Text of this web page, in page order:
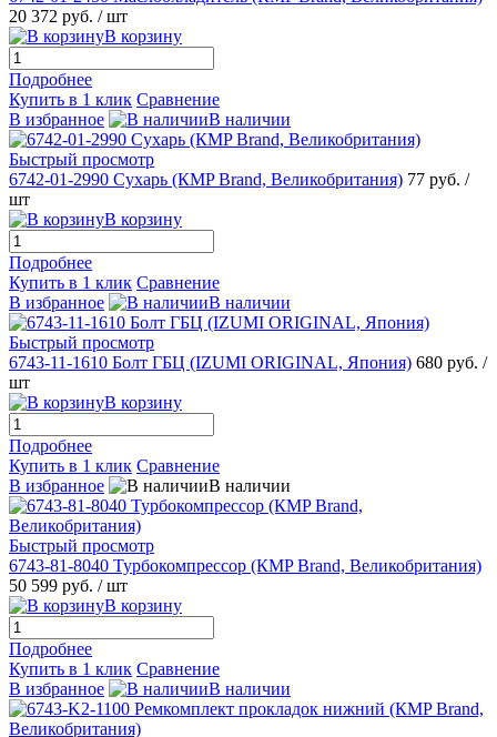
20 372 руб. / шт
В корзину
Подробнее
Купить в 1 клик Сравнение
В избранное
В наличии
Быстрый просмотр
6742-01-2990 Сухарь (КMP Brand, Великобритания) 77 руб. /
шт
В корзину
Подробнее
Купить в 1 клик Сравнение
В избранное
В наличии
Быстрый просмотр
6743-11-1610 Болт ГБЦ (IZUMI ORIGINAL, Япония) 680 руб. /
шт
В корзину
Подробнее
Купить в 1 клик Сравнение
В избранное
В наличии
Быстрый просмотр
6743-81-8040 Турбокомпрессор (КMP Brand, Великобритания)
50 599 руб. / шт
В корзину
Подробнее
Купить в 1 клик Сравнение
В избранное
В наличии